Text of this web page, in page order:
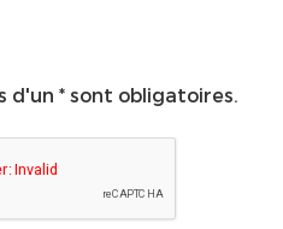
d'un * sont obligatoires.